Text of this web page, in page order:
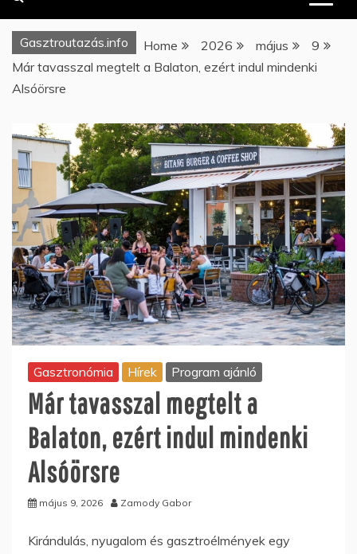
Gasztroutazás.info Home 2026 május
9
Már tavasszal megtelt a Balaton, ezért indul mindenki
Alsóörsre
Gasztronómia Hírek Program ajánló
Már tavasszal megtelt a
Balaton, ezért indul mindenki
Alsóörsre
május 9, 2026 Zamody Gabor
Kirándulás, nyugalom és gasztroélmények egy